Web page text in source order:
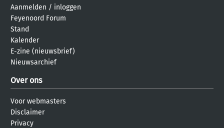
Aanmelden / inloggen
Feyenoord Forum
Stand
Kalender
E-zine (nieuwsbrief)
Nieuwsarchief
Over ons
Voor webmasters
Disclaimer
Privacy